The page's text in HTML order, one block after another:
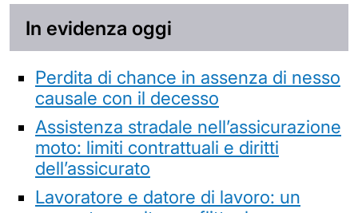
In evidenza oggi
Perdita di chance in assenza di nesso
causale con il decesso
Assistenza stradale nell’assicurazione
moto: limiti contrattuali e diritti
dell’assicurato
Lavoratore e datore di lavoro: un